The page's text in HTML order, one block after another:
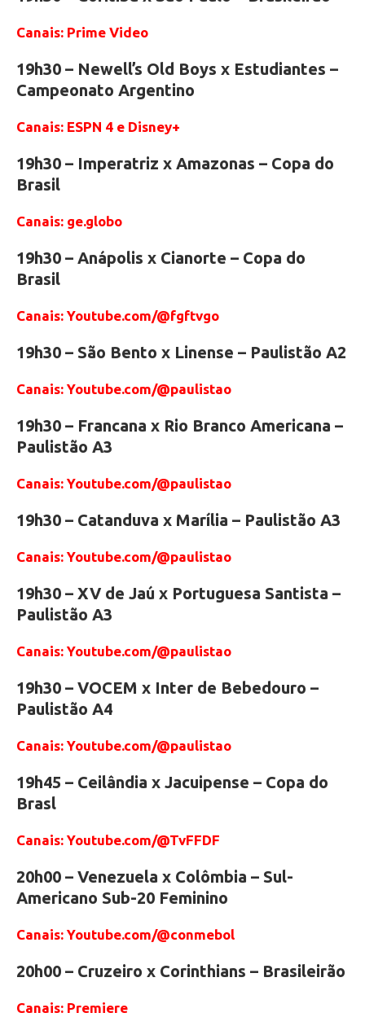
Canais: Prime Video
19h30 – Newell’s Old Boys x Estudiantes –
Campeonato Argentino
Canais: ESPN 4 e Disney+
19h30 – Imperatriz x Amazonas – Copa do
Brasil
Canais: ge.globo
19h30 – Anápolis x Cianorte – Copa do
Brasil
Canais: Youtube.com/@fgftvgo
19h30 – São Bento x Linense – Paulistão A2
Canais: Youtube.com/@paulistao
19h30 – Francana x Rio Branco Americana –
Paulistão A3
Canais: Youtube.com/@paulistao
19h30 – Catanduva x Marília – Paulistão A3
Canais: Youtube.com/@paulistao
19h30 – XV de Jaú x Portuguesa Santista –
Paulistão A3
Canais: Youtube.com/@paulistao
19h30 – VOCEM x Inter de Bebedouro –
Paulistão A4
Canais: Youtube.com/@paulistao
19h45 – Ceilândia x Jacuipense – Copa do
Brasl
Canais: Youtube.com/@TvFFDF
20h00 – Venezuela x Colômbia – Sul-
Americano Sub-20 Feminino
Canais: Youtube.com/@conmebol
20h00 – Cruzeiro x Corinthians – Brasileirão
Canais: Premiere